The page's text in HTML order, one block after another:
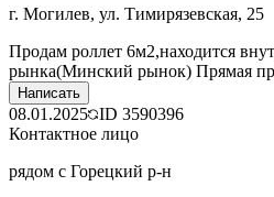
г. Могилев, ул. Тимирязевская, 25
Продам роллет 6м2,находится
рынка(Минский рынок) Прямая
Написать
08.01.2025 ID 3590396
Контактное лицо
рядом с Горецкий р-н